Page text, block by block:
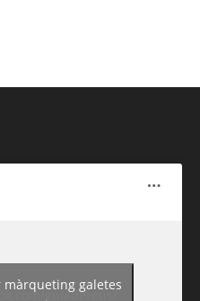
guiadereus/
màrqueting galetes